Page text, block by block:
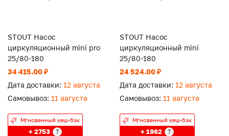
STOUT Насос
циркуляционный mini pro
25/80-180
34 415.00 ₽
Дата доставки: 12 августа
Самовывоз: 11 августа
Мгновенный кеш-бэк
+ 2753 ?
STOUT Насос
циркуляционный mini
25/80-180
24 524.00 ₽
Дата доставки: 12 августа
Самовывоз: 11 августа
Мгновенный кеш-бэк
+ 1962 ?